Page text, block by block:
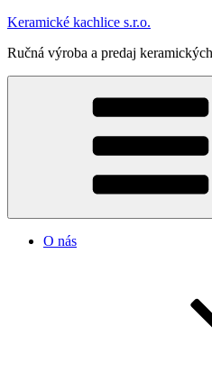
Prejsť
obsah
Keramické kachlice s.r.o.
Ručná výroba a predaj
O nás